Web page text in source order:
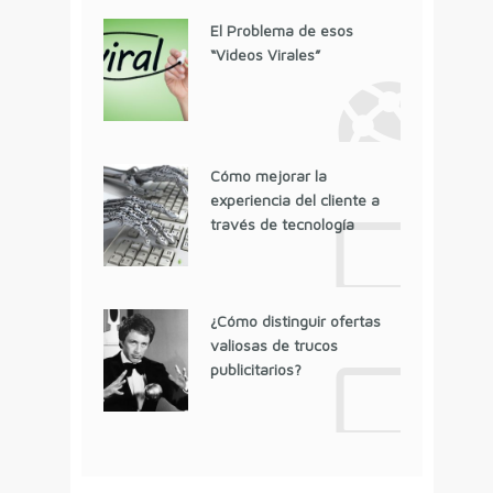
El Problema de esos
“Videos Virales”
Cómo mejorar la
experiencia del cliente a
través de tecnología
¿Cómo distinguir ofertas
valiosas de trucos
publicitarios?